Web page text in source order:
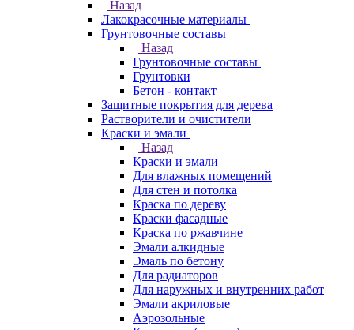
Назад
Лакокрасочные материалы
Грунтовочные составы
Назад
Грунтовочные составы
Грунтовки
Бетон - контакт
Защитные покрытия для дерева
Растворители и очистители
Краски и эмали
Назад
Краски и эмали
Для влажных помещений
Для стен и потолка
Краска по дереву
Краски фасадные
Краска по ржавчине
Эмали алкидные
Эмаль по бетону
Для радиаторов
Для наружных и внутренних работ
Эмали акриловые
Аэрозольные